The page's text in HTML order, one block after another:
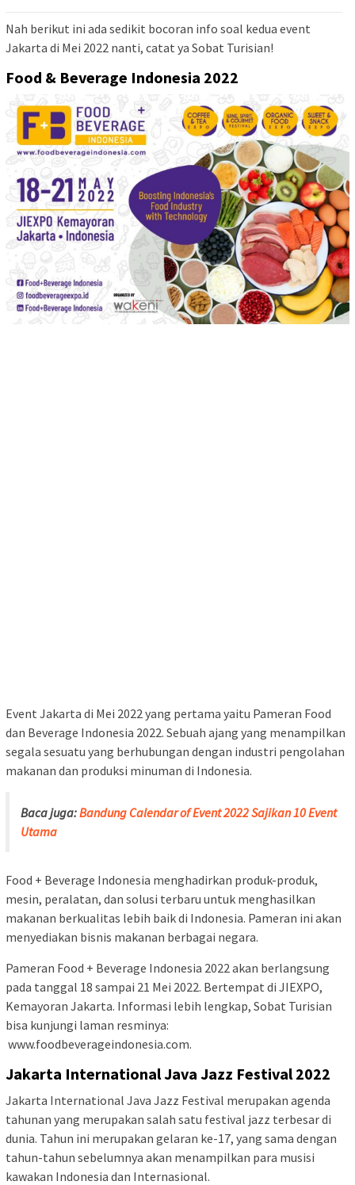
Nah berikut ini ada sedikit bocoran info soal kedua event
Jakarta di Mei 2022 nanti, catat ya Sobat Turisian!
Food & Beverage Indonesia 2022
Event Jakarta di Mei 2022 yang pertama yaitu Pameran Food
dan Beverage Indonesia 2022. Sebuah ajang yang menampilkan
segala sesuatu yang berhubungan dengan industri pengolahan
makanan dan produksi minuman di Indonesia.
Baca juga:Bandung Calendar of Event 2022 Sajikan 10 Event
Utama
Food + Beverage Indonesia menghadirkan produk-produk,
mesin, peralatan, dan solusi terbaru untuk menghasilkan
makanan berkualitas lebih baik di Indonesia. Pameran ini akan
menyediakan bisnis makanan berbagai negara.
Pameran Food + Beverage Indonesia 2022 akan berlangsung
pada tanggal 18 sampai 21 Mei 2022. Bertempat di JIEXPO,
Kemayoran Jakarta. Informasi lebih lengkap, Sobat Turisian
bisa kunjungi laman resminya:
www.foodbeverageindonesia.com.
Jakarta International Java Jazz Festival 2022
Jakarta International Java Jazz Festival merupakan agenda
tahunan yang merupakan salah satu festival jazz terbesar di
dunia. Tahun ini merupakan gelaran ke-17, yang sama dengan
tahun-tahun sebelumnya akan menampilkan para musisi
kawakan Indonesia dan Internasional.